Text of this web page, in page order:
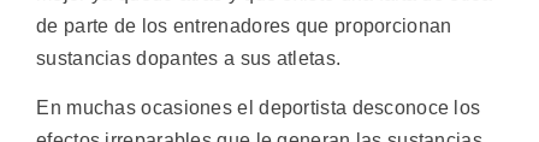
de parte de los entrenadores que proporcionan
sustancias dopantes a sus atletas.
En muchas ocasiones el deportista desconoce los